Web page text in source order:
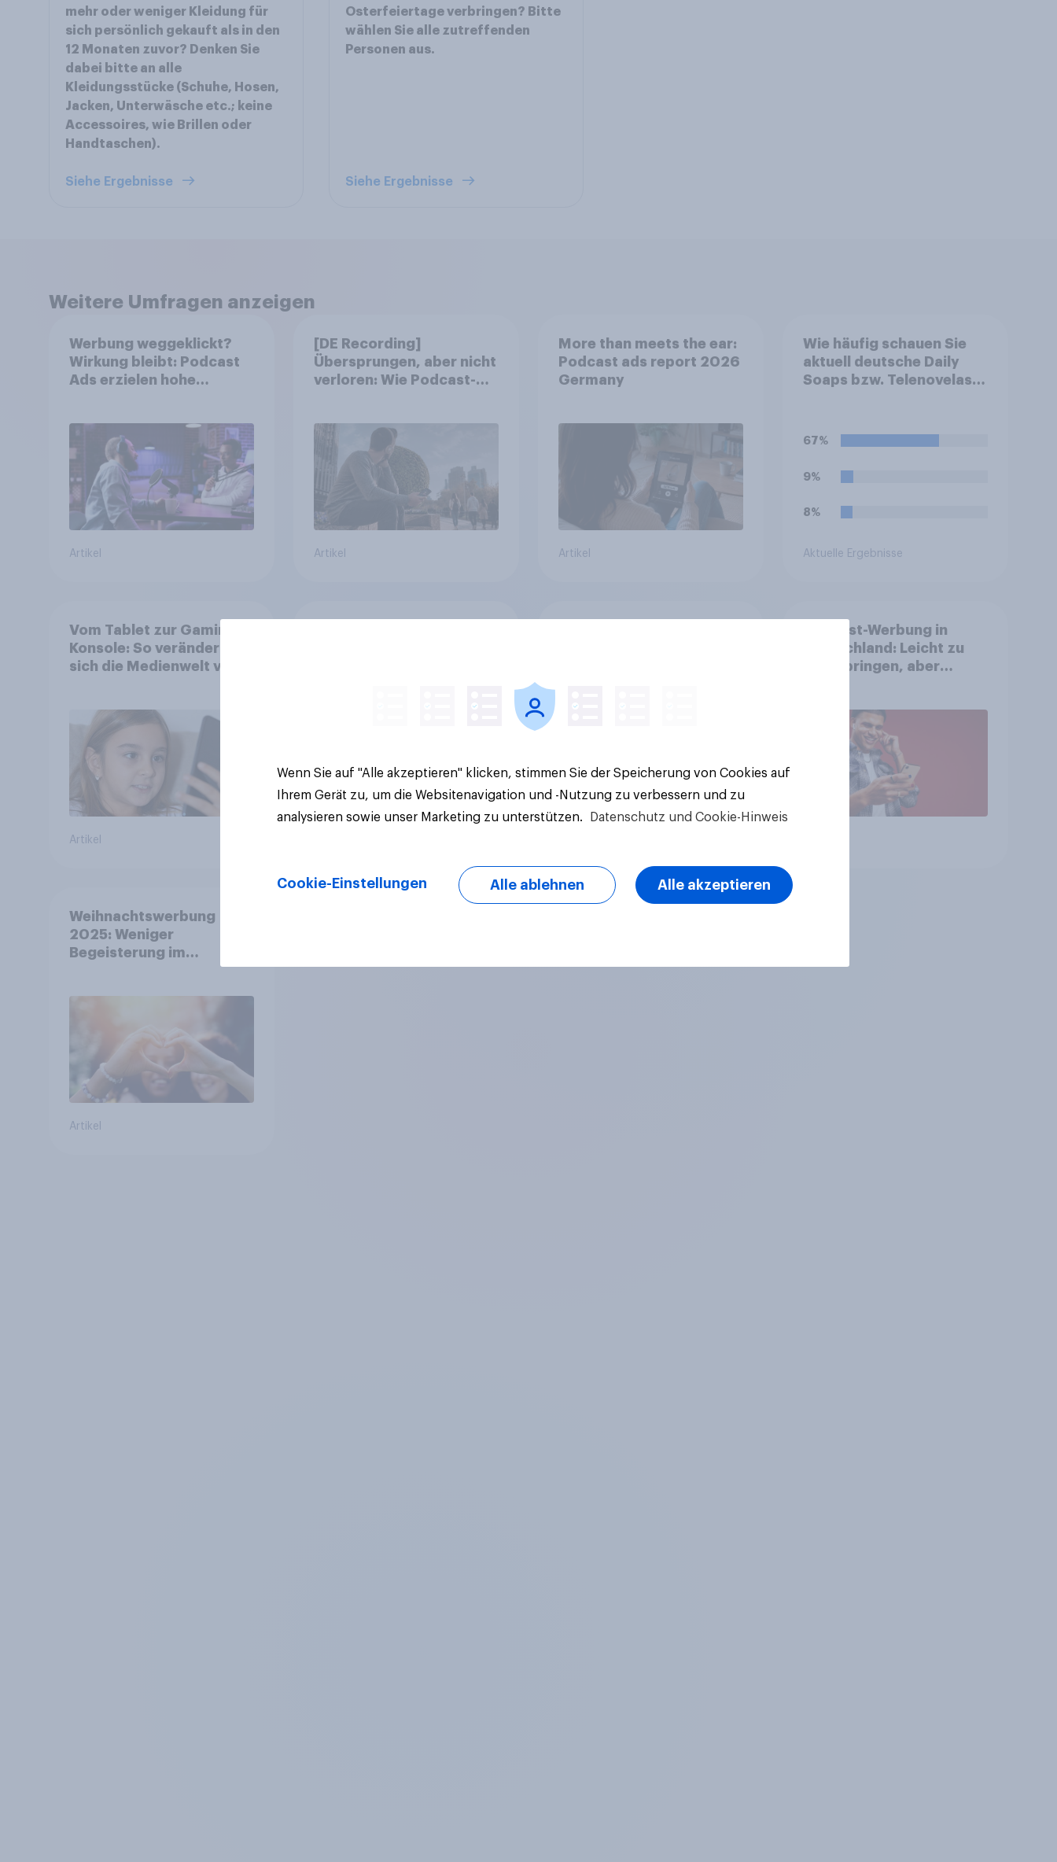
mehr oder weniger Kleidung für
sich persönlich gekauft als in den
12 Monaten zuvor? Denken Sie
dabei bitte an alle
Kleidungsstücke (Schuhe, Hosen,
Jacken, Unterwäsche etc.; keine
Accessoires, wie Brillen oder
Handtaschen).
Siehe Ergebnisse
Osterfeiertage verbringen? Bitte
wählen Sie alle zutreffenden
Personen aus.
Siehe Ergebnisse
Weitere Umfragen anzeigen
Werbung weggeklickt?
Wirkung bleibt: Podcast
Ads erzielen hohe
Artikel
[DE Recording]
Übersprungen, aber nicht
verloren: Wie Podcast-
Artikel
More than meets the ear:
Podcast ads report 2026
Germany
Artikel
Wie häufig schauen Sie
aktuell deutsche Daily
Soaps bzw. Telenovelas,
(GZSZ)“, „Alles was
„Sturm der Liebe“?
67%
9%
8%
Aktuelle Ergebnisse
Vom Tablet zur Gaming-
Konsole: So verändert
sich die Medienwelt von
Artikel
wo sie Tickets kaufen
greifen
Podcast-Werbung in
Deutschland: Leicht zu
überspringen, aber
Weihnachtswerbung
2025: Weniger
Begeisterung im
Durchschnitt, deutlich
Werbelieblinge an
Artikel
Wenn Sie auf "Alle akzeptieren" klicken, stimmen Sie der Speicherung von Cookies auf
Ihrem Gerät zu, um die Websitenavigation und -Nutzung zu verbessern und zu
analysieren sowie unser Marketing zu unterstützen.
Datenschutz und Cookie-Hinweis
Cookie-Einstellungen Alle ablehnen Alle akzeptieren